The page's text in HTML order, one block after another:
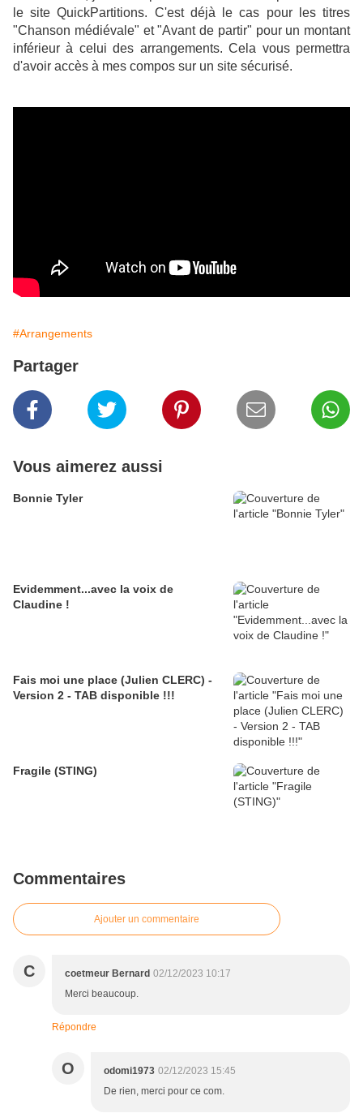
le site QuickPartitions. C'est déjà le cas pour les titres
"Chanson médiévale" et "Avant de partir" pour un montant
inférieur à celui des arrangements. Cela vous permettra
d'avoir accès à mes compos sur un site sécurisé.
#Arrangements
Partager
Vous aimerez aussi
Bonnie Tyler
Evidemment...avec la voix de
Claudine !
Fais moi une place (Julien CLERC) -
Version 2 - TAB disponible !!!
Fragile (STING)
Commentaires
Ajouter un commentaire
C coetmeur Bernard 02/12/2023 10:17
Merci beaucoup.
Répondre
O odomi1973 02/12/2023 15:45
De rien, merci pour ce com.